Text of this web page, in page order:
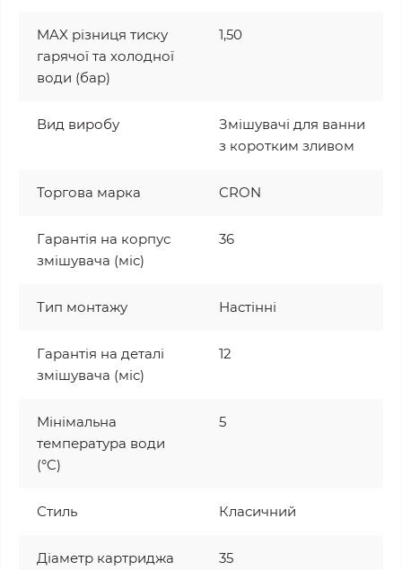
MAX різниця тиску
гарячої та холодної
води (бар)
1,50
Вид виробу
Змішувачі для ванни
з коротким зливом
Торгова марка CRON
Гарантія на корпус
змішувача (міс)
36
Тип монтажу Настінні
Гарантія на деталі
змішувача (міс)
12
Мінімальна
температура води
(°C)
5
Стиль Класичний
Діаметр картриджа
35